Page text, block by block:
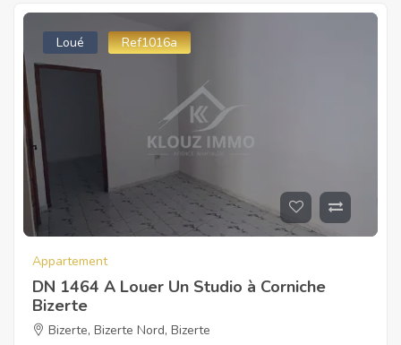
Loué Ref1016a
Appartement
DN 1464 A Louer Un Studio à Corniche
Bizerte
Bizerte, Bizerte Nord, Bizerte